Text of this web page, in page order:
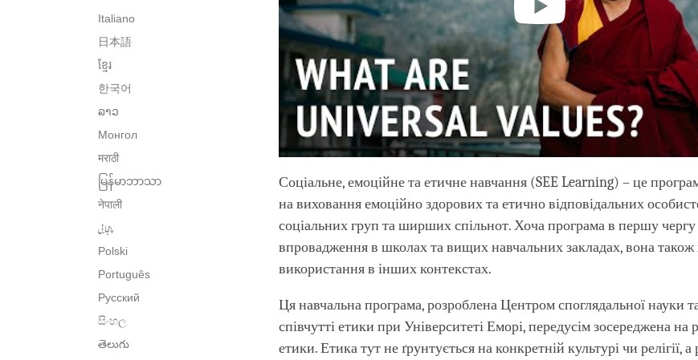
Italiano
日本語
ខ្មែរ
한국어
ລາວ
Монгол
मराठी
မြန်မာဘာသာ
नेपाली
پنجابی
Polski
Português
Русский
සිංහල
తెలుగు
Соціальне, емоційне та етичне навчання (SEE Learning) – це
на виховання емоційно здорових та етично відповідальних
соціальних груп та ширших спільнот. Хоча програма в першу чергу
впровадження в школах та вищих навчальних закладах, вона також
використання в інших контекстах.
Ця навчальна програма, розроблена Центром споглядальної науки
співчутті етики при Університеті Еморі, передусім зосереджена на
етики. Етика тут не ґрунтується на конкретній культурі чи релігії,